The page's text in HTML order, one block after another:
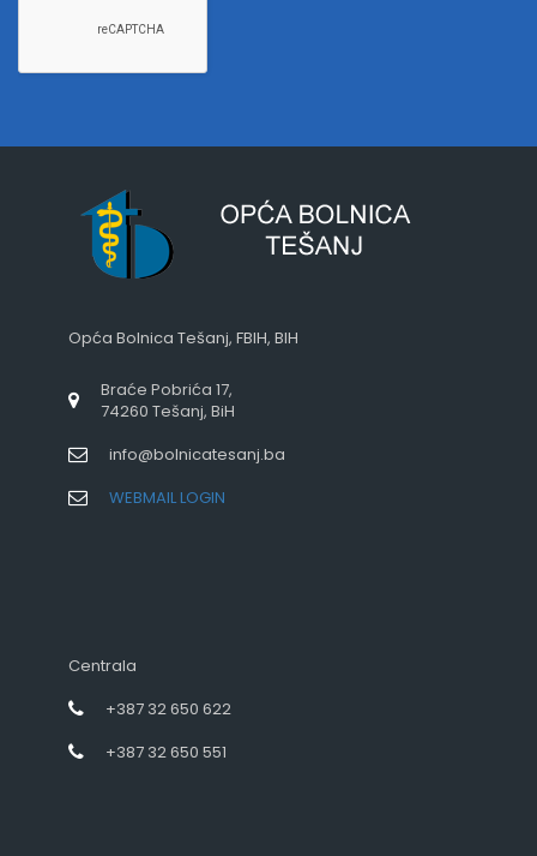
Opća Bolnica Tešanj, FBIH, BIH
Braće Pobrića 17,
74260 Tešanj, BiH
info@bolnicatesanj.ba
WEBMAIL LOGIN
Centrala
+387 32 650 622
+387 32 650 551